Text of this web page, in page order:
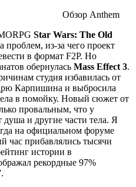
Star Wars: The Old
проблем, из-за чего проект
в формат F2P. Но
обернулась Mass Effect 3.
студия избавилась от
Карпишина и выбросила
в помойку. Новый сюжет от
провальным, что у
и другие части тела. Я
на официальном форуме
час прибавлялись тысячи
истории в
рекордные 97%